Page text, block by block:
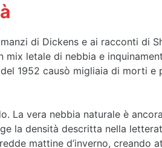
di Dickens e ai racconti di
mix letale di nebbia e
1952 causò migliaia di morti e
La vera nebbia naturale è
la densità descritta nella
mattine d’inverno, creando